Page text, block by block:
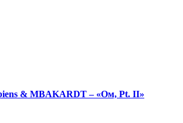
& MBAKARDT – «Ом, Pt. II»